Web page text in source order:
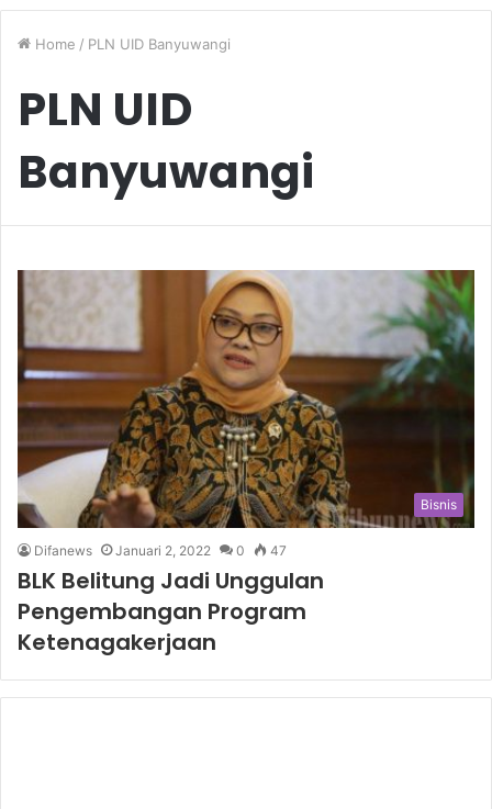
Home / PLN UID Banyuwangi
PLN UID
Banyuwangi
Bisnis
Difanews Januari 2, 2022 0 47
BLK Belitung Jadi Unggulan
Pengembangan Program
Ketenagakerjaan